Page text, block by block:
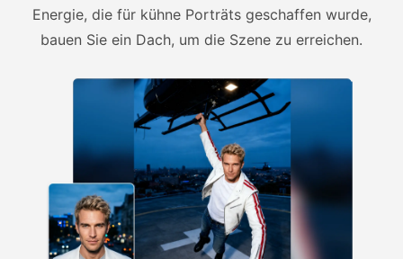
Energie, die für kühne Porträts geschaffen wurde,
bauen Sie ein Dach, um die Szene zu erreichen.